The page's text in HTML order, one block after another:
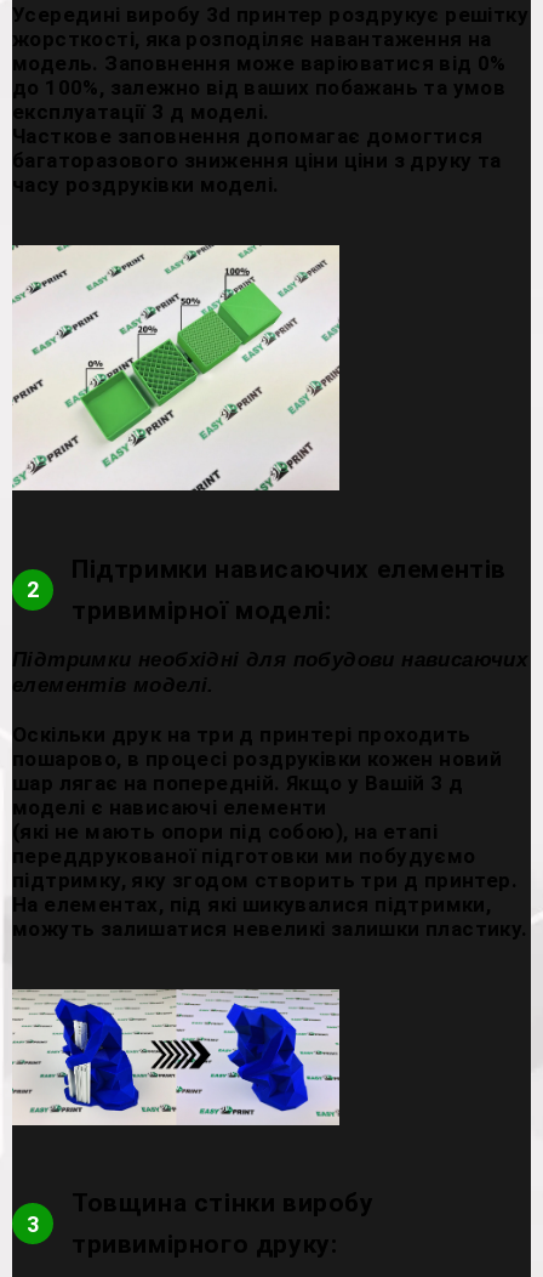
Усередині виробу 3d принтер роздрукує решітку
жорсткості, яка розподіляє навантаження на
модель. Заповнення може варіюватися від 0%
до 100%, залежно від ваших побажань та умов
експлуатації 3 д моделі.
Часткове заповнення допомагає домогтися
багаторазового зниження ціни ціни з друку та
часу роздруківки моделі.
2
Підтримки нависаючих елементів
тривимірної моделі:
Підтримки необхідні для побудови нависаючих
елементів моделі.
Оскільки друк на три д принтері проходить
пошарово, в процесі роздруківки кожен новий
шар лягає на попередній. Якщо у Вашій 3 д
моделі є нависаючі елементи
(які не мають опори під собою), на етапі
переддрукованої підготовки ми побудуємо
підтримку, яку згодом створить три д принтер.
На елементах, під які шикувалися підтримки,
можуть залишатися невеликі залишки пластику.
3
Товщина стінки виробу
тривимірного друку: